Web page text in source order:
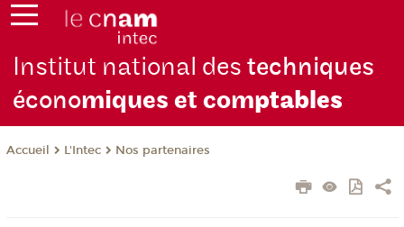
Institut national destechniques
économiques et comptables
Accueil L'Intec Nos partenaires